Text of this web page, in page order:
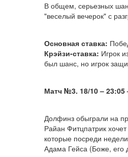
В общем, серьезных
"веселый вечерок" с
Основная ставка:
Крэйзи-ставка: Игрок
был шанс, но игрок
Матч №3. 18/10 –
Долфинз обыграли на
Райан Фитцпатрик
которые посреди
Адама Гейса (Боже, его